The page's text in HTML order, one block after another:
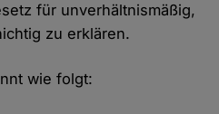
für unverhältnismäßig,
zu erklären.
wie folgt: